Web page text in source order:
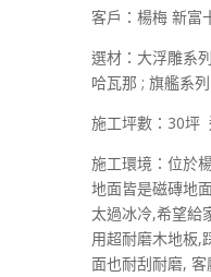
客戶：楊梅 新富
選材：大浮雕系
哈瓦那 ; 旗艦系
施工坪數：30坪
施工環境：位於
地面皆是磁磚地
太過冰冷,希望給
用超耐磨木地板,
面也耐刮耐磨,